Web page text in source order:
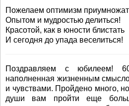
Пожелаем оптимизм
Опытом и мудростью делиться!
Красотой, как в юности блистать
И сегодня до упада веселиться!
Поздравляем с юбилеем!
наполненная жизненным
и чувствами. Пройдено много,
души вам пройти еще